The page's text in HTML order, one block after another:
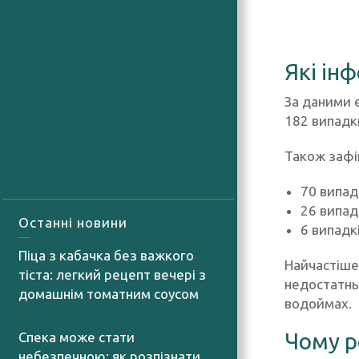
Останні новини
Піца з кабачка без важкого
тіста: легкий рецепт вечері з
домашнім томатним соусом
Спека може стати
Які
За даними
182
Також
70
26
6
водоймах.
Чому